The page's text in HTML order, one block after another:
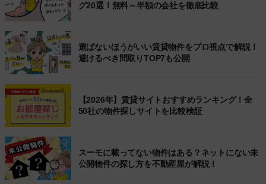
グ20選！無料～半額の会社を徹底比較
選ばないほうがいい賃貸物件をプロ視点で解説！
避けるべき間取りTOP7も公開
【2026年】賃貸サイトおすすめランキング！全
50社の物件探しサイトを比較検証
スーモに載ってない物件はある？ネットにない未
公開物件の探し方を不動産屋が解説！